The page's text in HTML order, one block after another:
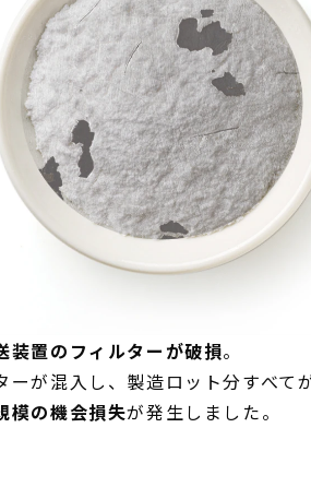
装置のフィルターが破損。
ーが混入し、製造ロット分すべて
模の機会損失が発生しました。